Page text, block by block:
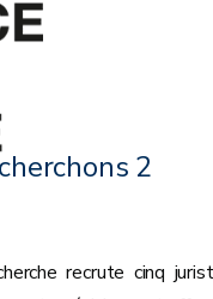
2
recrute cinq